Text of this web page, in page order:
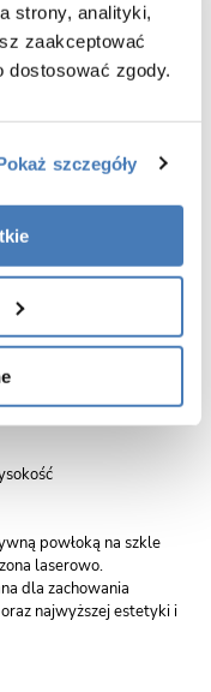
strony, analityki,
zaakceptować
dostosować zgody.
szczegóły
Kerra
powłoką na szkle
laserowo.
dla zachowania
najwyższej estetyki i